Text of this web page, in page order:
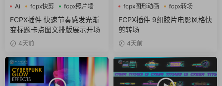
Ai fcpx快剪 fcpx照片墙
FCPX插件 快速节奏感发光渐
变标题卡点图文排版展示开场
4天前
fcpx图形动画
fcpx转场
噪点
FCPX插件 9组胶片电影风格快
剪转场
4天前